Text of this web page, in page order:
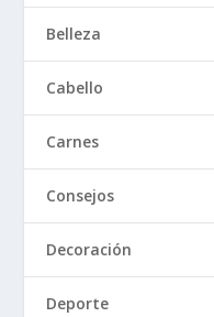
Belleza
Cabello
Carnes
Consejos
Decoración
Deporte